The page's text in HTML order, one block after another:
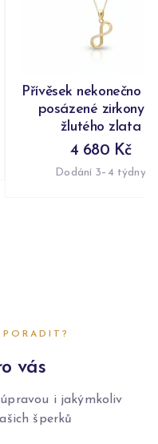
Přívěsek nekonečno
posázené zirkony
žlutého zlata
4 680 Kč
Dodání 3–4 týdny
vás
i jakýmkoliv
šperků